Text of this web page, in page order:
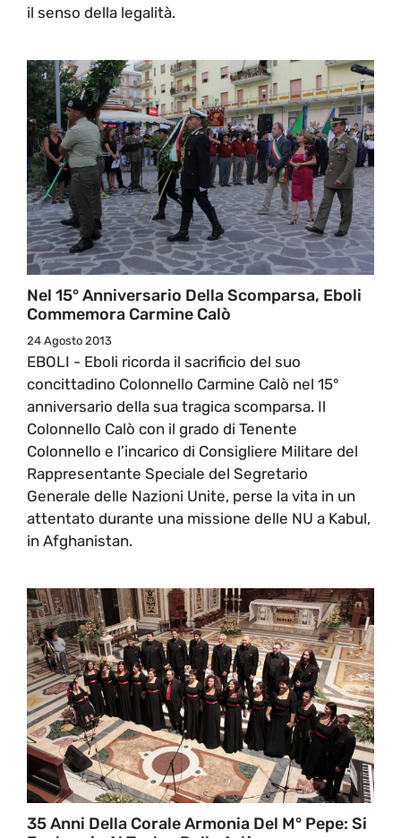
il senso della legalità.
Nel 15° Anniversario Della Scomparsa, Eboli
Commemora Carmine Calò
24 Agosto 2013
EBOLI - Eboli ricorda il sacrificio del suo
concittadino Colonnello Carmine Calò nel 15°
anniversario della sua tragica scomparsa. Il
Colonnello Calò con il grado di Tenente
Colonnello e l’incarico di Consigliere Militare del
Rappresentante Speciale del Segretario
Generale delle Nazioni Unite, perse la vita in un
attentato durante una missione delle NU a Kabul,
in Afghanistan.
35 Anni Della Corale Armonia Del M° Pepe: Si